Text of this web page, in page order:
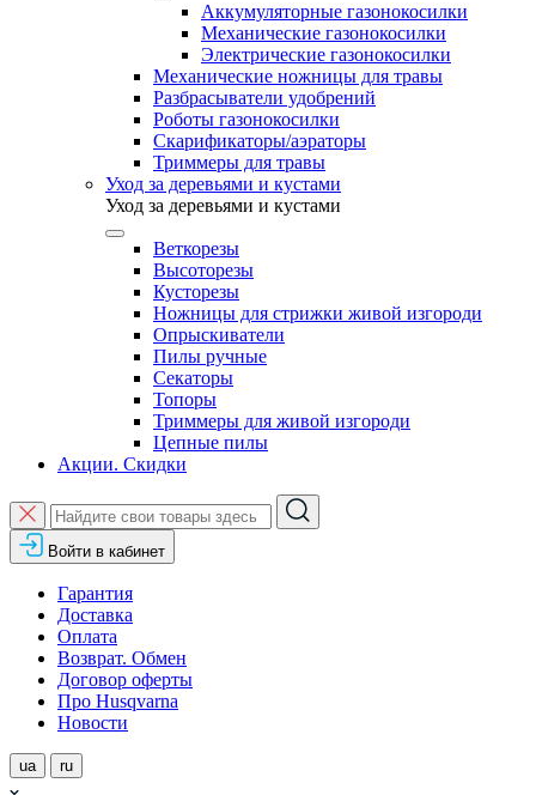
Аккумуляторные газонокосилки
Механические газонокосилки
Электрические газонокосилки
Механические ножницы для травы
Разбрасыватели удобрений
Роботы газонокосилки
Скарификаторы/аэраторы
Триммеры для травы
Уход за деревьями и кустами
Уход за деревьями и кустами
Веткорезы
Высоторезы
Кусторезы
Ножницы для стрижки живой изгороди
Опрыскиватели
Пилы ручные
Секаторы
Топоры
Триммеры для живой изгороди
Цепные пилы
Акции. Скидки
Войти в кабинет
Гарантия
Доставка
Оплата
Возврат. Обмен
Договор оферты
Про Husqvarna
Новости
ua ru